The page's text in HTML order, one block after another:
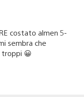
costato almen 5-
sembra che
troppi 😀